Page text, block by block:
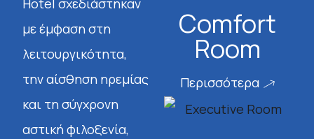
Hotel σχεδιάστηκαν
με έμφαση στη
λειτουργικότητα,
την αίσθηση ηρεμίας
και τη σύγχρονη
αστική φιλοξενία,
Comfort
Room
Περισσότερα